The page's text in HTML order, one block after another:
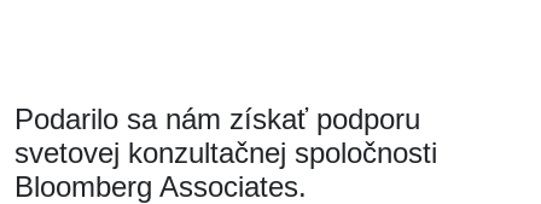
Podarilo sa nám získať podporu
svetovej konzultačnej spoločnosti
Bloomberg Associates.